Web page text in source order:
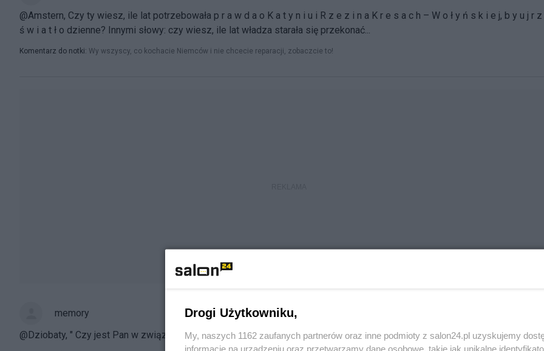
@Amstern, Czy ty wiesz, ile lat potrzebowała p r a w d a o K a t y n i u i R z e z i n a K r e s a c h – W o ł y ń s k i e j, b y u j r
ś w i a t ł o dzienne? Innymi słowy: czy wiesz, ile lat władza starała się przekonać...
Komentarz do notki: Wy wszyscy, co kochacie Niemców i nie chcecie reparacji, zobaczcie to!
memory
@Dziobaty, " Czy jest Pan w związku wspólnym a blgerem @JFB" Bracia syjamscy zrośnięci głowami - jeden mózg.:)
Drogi Użytkowniku,
My, naszych 1162 zaufanych partnerów oraz inne podmioty z salon24.pl uzyskujemy
informacje na urządzeniu oraz przetwarzamy dane osobowe, takie jak unikalne